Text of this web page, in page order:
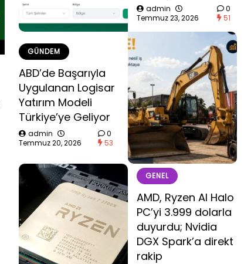
admin
Temmuz 23, 2026
0
51
GÜNDEM
ABD’de Başarıyla
Uygulanan Logisar
Yatırım Modeli
Türkiye’ye Geliyor
admin
Temmuz 20, 2026
0
53
GENEL
AMD, Ryzen AI Halo
PC’yi 3.999 dolarla
duyurdu; Nvidia
DGX Spark’a direkt
rakip